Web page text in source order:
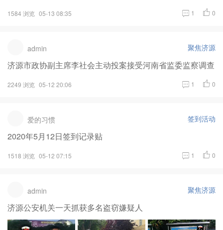
1584 浏览 05-13 08:35 1 0
admin 聚焦济源
济源市政协副主席李社会主动投案接受河南省监委监察调查
2249 浏览 05-12 20:06 1 0
爱的习惯 签到活动
2020年5月12日签到记录贴
1518 浏览 05-12 07:15 1 0
admin 聚焦济源
济源公安机关一天抓获多名盗窃嫌疑人